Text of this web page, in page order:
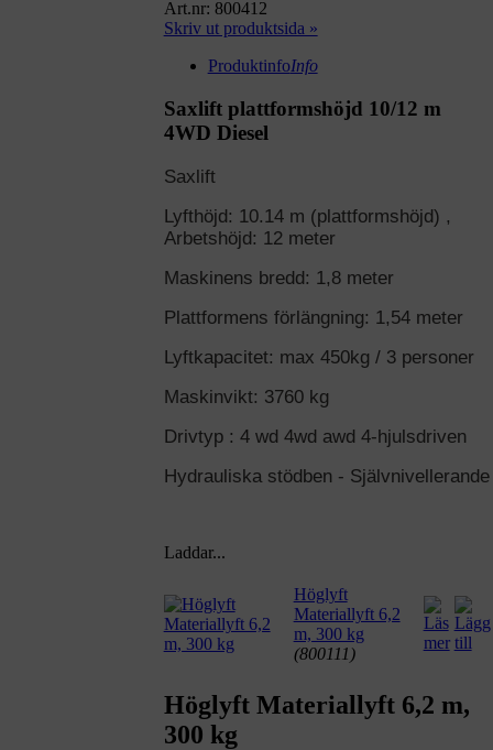
Art.nr: 800412
Skriv ut produktsida »
ProduktinfoInfo
Saxlift plattformshöjd 10/12 m
4WD Diesel
Saxlift
Lyfthöjd: 10.14 m (plattformshöjd) ,
Arbetshöjd: 12 meter
Maskinens bredd: 1,8 meter
Plattformens förlängning: 1,54 meter
Lyftkapacitet: max 450kg / 3 personer
Maskinvikt: 3760 kg
Drivtyp : 4 wd 4wd awd 4-hjulsdriven
Hydrauliska stödben - Självnivellerande
Laddar...
Höglyft
Materiallyft 6,2
m, 300 kg
(800111)
Höglyft Materiallyft 6,2 m,
300 kg